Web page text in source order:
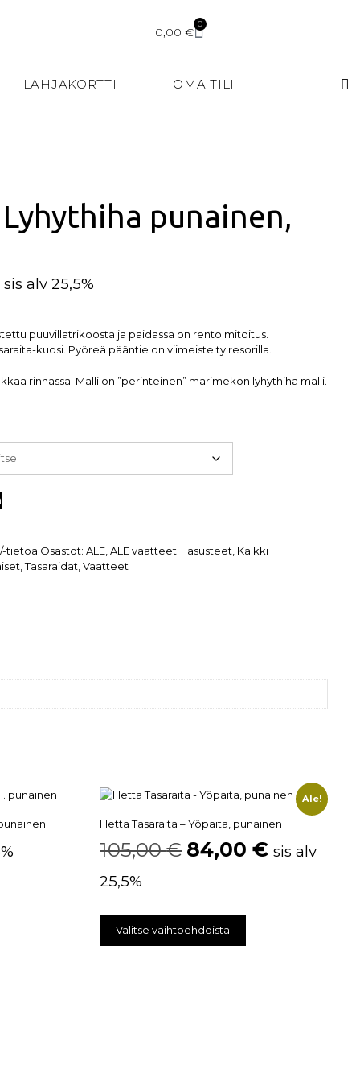
0,00€
0
LAHJAKORTTI OMA TILI
punainen,
sis alv 25,5%
puuvillatrikoosta ja paidassa on rento mitoitus.
kuosi. Pyöreä pääntie on viimeistelty resorilla.
rinnassa. Malli on ”perinteinen” marimekon lyhythiha malli.
tietoa Osastot:ALE ,ALE vaatteet + asusteet Kaikki
,Tasaraidat ,Vaatteet
Ale!
Hetta Tasaraita – Yöpaita, punainen
105,00€ 84,00€ sis alv
25,5%
Valitse vaihtoehdoista